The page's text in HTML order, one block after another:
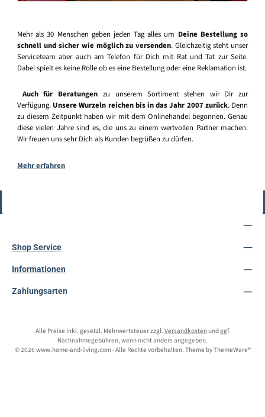
Mehr als 30 Menschen geben jeden Tag alles um Deine Bestellung so
schnell und sicher wie möglich zu versenden. Gleichzeitig steht unser
Serviceteam aber auch am Telefon für Dich mit Rat und Tat zur Seite.
Dabei spielt es keine Rolle ob es eine Bestellung oder eine Reklamation ist.
Auch für Beratungen zu unserem Sortiment stehen wir Dir zur
Verfügung. Unsere Wurzeln reichen bis in das Jahr 2007 zurück. Denn
zu diesem Zeitpunkt haben wir mit dem Onlinehandel begonnen. Genau
diese vielen Jahre sind es, die uns zu einem wertvollen Partner machen.
Wir freuen uns sehr Dich als Kunden begrüßen zu dürfen.
Mehr erfahren
Shop Service
Informationen
Zahlungsarten
Alle Preise inkl. gesetzl. Mehrwertsteuer zzgl. Versandkostenund ggf.
Nachnahmegebühren, wenn nicht anders angegeben.
© 2026 www.home-and-living.com - Alle Rechte vorbehalten. Theme byThemeWare®